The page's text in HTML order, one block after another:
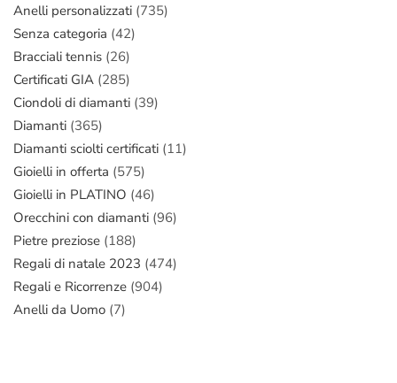
Anelli personalizzati (735)
Senza categoria (42)
Bracciali tennis (26)
Certificati GIA (285)
Ciondoli di diamanti (39)
Diamanti (365)
Diamanti sciolti certificati (11)
Gioielli in offerta (575)
Gioielli in PLATINO (46)
Orecchini con diamanti (96)
Pietre preziose (188)
Regali di natale 2023 (474)
Regali e Ricorrenze (904)
Anelli da Uomo (7)